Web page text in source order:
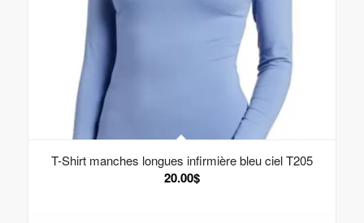
T-Shirt manches longues infirmière bleu ciel T205
20.00$